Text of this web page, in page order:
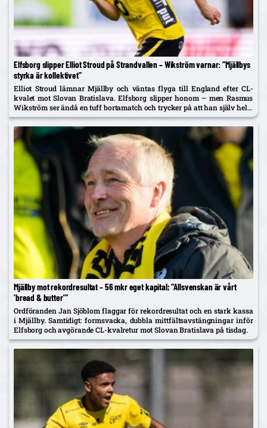
Elfsborg slipper Elliot Stroud på Strandvallen – Wikström varnar: ”Mjällbys
styrka är kollektivet”
Elliot Stroud lämnar Mjällby och väntas flyga till England efter CL-
kvalet mot Slovan Bratislava. Elfsborg slipper honom – men Rasmus
Wikström ser ändå en tuff bortamatch och trycker på att han själv helst
spelar mittback.
Mjällby mot rekordresultat – 56 mkr eget kapital; ”Allsvenskan är vårt
’bread & butter'”
Ordföranden Jan Sjöblom flaggar för rekordresultat och en stark kassa
i Mjällby. Samtidigt: formsvacka, dubbla mittfältsavstängningar inför
Elfsborg och avgörande CL-kvalretur mot Slovan Bratislava på tisdag.